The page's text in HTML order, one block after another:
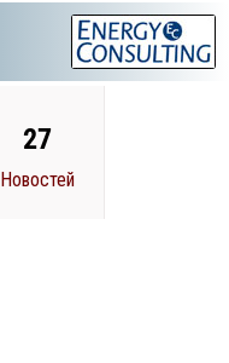
27
Новостей